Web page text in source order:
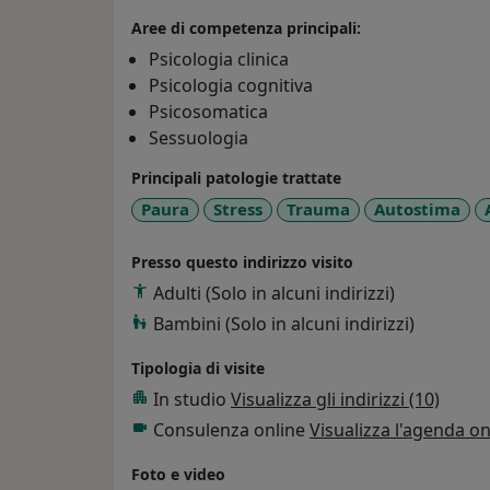
6)SESSUOLOGIAProblematiche
Particolarmente attento alle discriminazioni!
erettile/impotenzaAnsia da prestazione
immediatamente dopo la penetrazione
(aneiaculazione) Eiaculazione retrograda
genere/disforia di genere e orientamento
da prestazioneVestibolite vulvare
BDSM, Fetlife Identità di genere/disforia di
GIOVANILI E DEL GIOVANE ADULTO
affettive, immagine corporea, depressione
prestazione scolastica, lavoro,
hikikomori, incel, MGTOW, red pill, analisi
dovute alle dinamiche relazionali interne ai
APPROFONDITE (40-65 anni): Intimità,
lavorativa, generatività. FORMAZIONE
sia di tecniche e strumenti all’avanguardia
Aree di competenza principali:
Psicologia clinica
Psicologia cognitiva
Psicosomatica
Sessuologia
Principali patologie trattate
Paura Stress Trauma Autostima
Presso questo indirizzo visito
Adulti (Solo in alcuni indirizzi)
Bambini (Solo in alcuni indirizzi)
Tipologia di visite
In studio Visualizza gli indirizzi (10)
Consulenza online Visualizza l'agenda
Foto e video